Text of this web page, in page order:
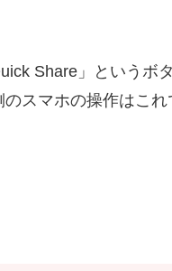
Share」というボ
スマホの操作はこれ